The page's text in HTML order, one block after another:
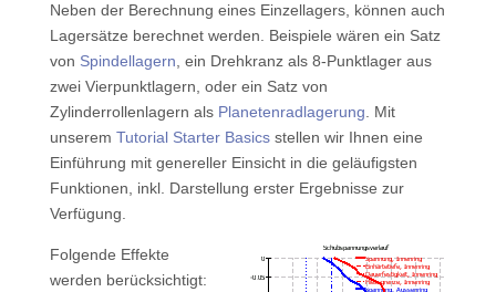
Neben der Berechnung eines Einzellagers, können auch
Lagersätze berechnet werden. Beispiele wären ein Satz
von Spindellagern, ein Drehkranz als 8-Punktlager aus
zwei Vierpunktlagern, oder ein Satz von
Zylinderrollenlagern als Planetenradlagerung. Mit
unserem Tutorial Starter Basicsstellen wir Ihnen eine
Einführung mit genereller Einsicht in die geläufigsten
Funktionen, inkl. Darstellung erster Ergebnisse zur
Verfügung.
Folgende Effekte
werden berücksichtigt: